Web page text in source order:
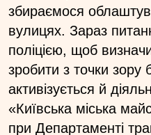
збираємося
вулицях. Зараз
поліцією, щоб
зробити з точки зору
активізується й
«Київська міська
при Департаменті